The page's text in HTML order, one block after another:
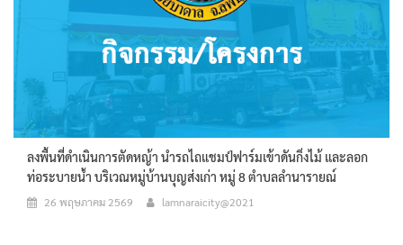
ลงพื้นที่ดำเนินการตัดหญ้า นำรถไถแชมป์ฟาร์มเข้าดันกิ่งไม้ และลอก
ท่อระบายน้ำ บริเวณหมู่บ้านบุญส่งเก่า หมู่ 8 ตำบลลำนารายณ์
26 พฤษภาคม 2569 lamnaraicity@2021